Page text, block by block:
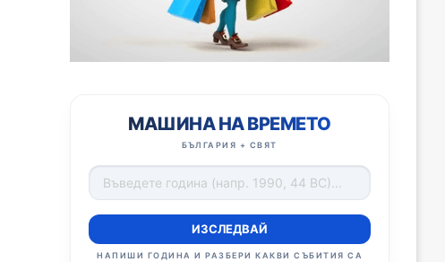
МАШИНА НА ВРЕМЕТО
БЪЛГАРИЯ + СВЯТ
ИЗСЛЕДВАЙ
НАПИШИ ГОДИНА И РАЗБЕРИ КАКВИ СЪБИТИЯ СА